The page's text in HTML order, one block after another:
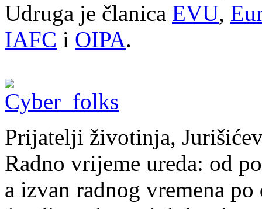
Udruga je članica EVU,
IAFC i OIPA.
Prijatelji životinja,
Radno vrijeme ureda: od
a izvan radnog vremena